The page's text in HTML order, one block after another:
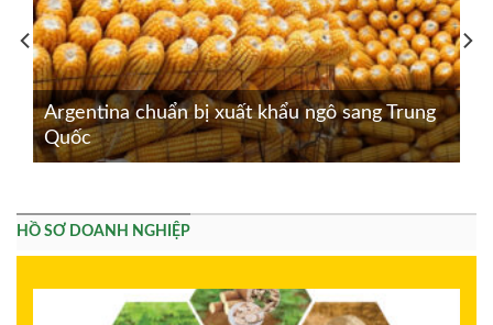
Argentina chuẩn bị xuất khẩu ngô sang Trung
Quốc
HỒ SƠ DOANH NGHIỆP